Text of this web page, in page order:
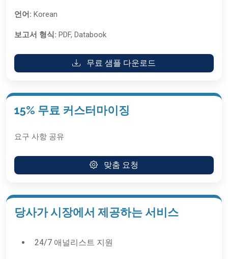
언어: Korean
보고서 형식: PDF, Databook
무료 샘플 다운로드
15% 무료 커스터마이징
요구 사항 공유
맞춤 요청
당사가 시장에서 제공하는 서비스
24/7 애널리스트 지원